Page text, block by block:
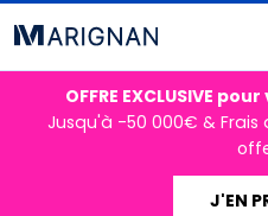
OFFRE EXCLUSIVE
Jusqu'à -50 000€ &
J'EN